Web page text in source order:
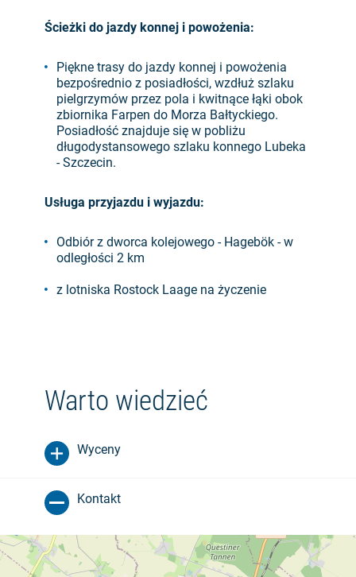
Ścieżki do jazdy konnej i powożenia:
Piękne trasy do jazdy konnej i powożenia
bezpośrednio z posiadłości, wzdłuż szlaku
pielgrzymów przez pola i kwitnące łąki obok
zbiornika Farpen do Morza Bałtyckiego.
Posiadłość znajduje się w pobliżu
długodystansowego szlaku konnego Lubeka
- Szczecin.
Usługa przyjazdu i wyjazdu:
Odbiór z dworca kolejowego - Hagebök - w
odległości 2 km
z lotniska Rostock Laage na życzenie
Warto wiedzieć
Wyceny
Kontakt